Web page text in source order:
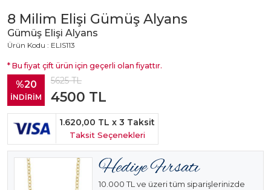
8 Milim Elişi Gümüş Alyans
Gümüş Elişi Alyans
Ürün Kodu : ELIS113
* Bu fiyat çift ürün için geçerli olan fiyattır.
%20
İNDİRİM
5625TL
4500 TL
1.620,00 TL x 3 Taksit
Taksit Seçenekleri
10.000 TL ve üzeri tüm siparişlerinizde